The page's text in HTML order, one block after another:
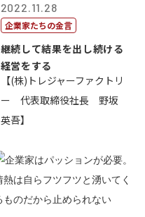
2022.11.28
企業家たちの金言
継続して結果を出し続ける
経営をする
【(株)トレジャーファクトリ
ー 代表取締役社長 野坂
英吾】